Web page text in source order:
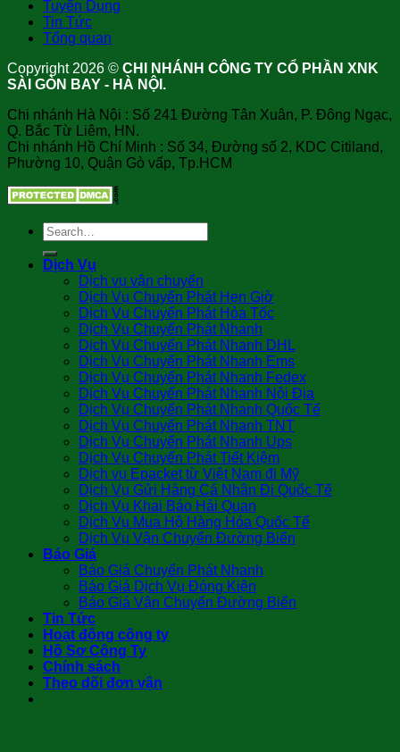
Tuyển Dụng
Tin Tức
Tổng quan
Copyright 2026 © CHI NHÁNH CÔNG TY CỔ PHẦN XNK
SÀI GÒN BAY - HÀ NỘI.
Chi nhánh Hà Nội : Số 241 Đường Tân Xuân, P. Đông Ngạc,
Q. Bắc Từ Liêm, HN.
Chi nhánh Hồ Chí Minh : Số 34, Đường số 2, KDC Citiland,
Phường 10, Quận Gò vấp, Tp.HCM
Dịch Vụ
Dịch vụ vận chuyển
Dịch Vụ Chuyển Phát Hẹn Giờ
Dịch Vụ Chuyển Phát Hỏa Tốc
Dịch Vụ Chuyển Phát Nhanh
Dịch Vụ Chuyển Phát Nhanh DHL
Dịch Vụ Chuyển Phát Nhanh Ems
Dịch Vụ Chuyển Phát Nhanh Fedex
Dịch Vụ Chuyển Phát Nhanh Nội Địa
Dịch Vụ Chuyển Phát Nhanh Quốc Tế
Dịch Vụ Chuyển Phát Nhanh TNT
Dịch Vụ Chuyển Phát Nhanh Ups
Dịch Vụ Chuyển Phát Tiết Kiệm
Dịch vụ Epacket từ Việt Nam đi Mỹ
Dịch Vụ Gửi Hàng Cá Nhân Đi Quốc Tế
Dịch Vụ Khai Báo Hải Quan
Dịch Vụ Mua Hộ Hàng Hóa Quốc Tế
Dịch Vụ Vận Chuyển Đường Biển
Báo Giá
Báo Giá Chuyển Phát Nhanh
Báo Giá Dịch Vụ Đóng Kiện
Báo Giá Vận Chuyển Đường Biển
Tin Tức
Hoạt động công ty
Hồ Sơ Công Ty
Chính sách
Theo dõi đơn vận